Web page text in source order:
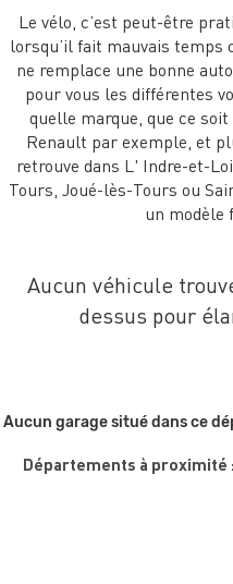
Le vélo, c’est peut-être
lorsqu’il fait mauvais
ne remplace une bonne
pour vous les différentes
quelle marque, que ce
Renault par exemple, et
retrouve dans L' Indre-et-
Tours, Joué-lès-Tours ou
un modèle
Aucun véhicule
dessus pour
Aucun garage situé dans ce
Départements à proximité :